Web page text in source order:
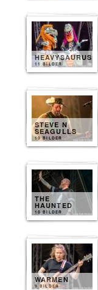
HEAVYSAURUS
11 BILDER
STEVE N
SEAGULLS
10 BILDER
THE
HAUNTED
10 BILDER
WARMEN
9 BILDER